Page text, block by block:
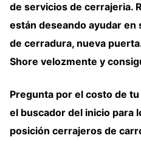
de servicios de cerrajeria.
están deseando ayudar en
de cerradura, nueva
Shore velozmente y
Pregunta por el costo de
el buscador del inicio para
posición cerrajeros de